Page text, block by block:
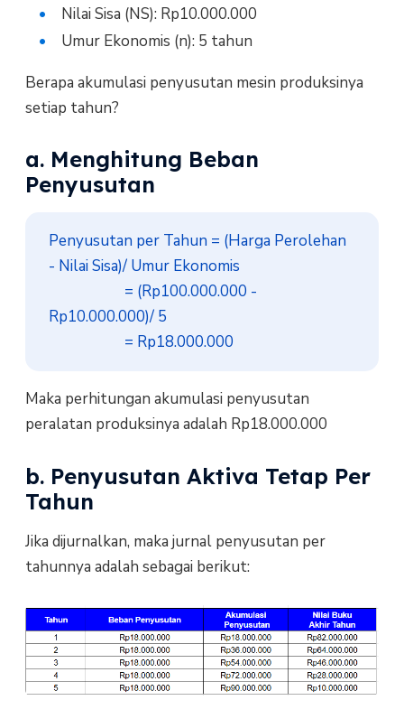
Nilai Sisa (NS): Rp10.000.000
Umur Ekonomis (n): 5 tahun
Berapa akumulasi penyusutan mesin produksinya
setiap tahun?
a. Menghitung Beban
Penyusutan
Penyusutan per Tahun = (Harga Perolehan
- Nilai Sisa)/ Umur Ekonomis
Rp10.000.000)/ 5
                     = Rp18.000.000
Maka perhitungan akumulasi penyusutan
peralatan produksinya adalah Rp18.000.000
b. Penyusutan Aktiva Tetap Per
Tahun
Jika dijurnalkan, maka jurnal penyusutan per
tahunnya adalah sebagai berikut: